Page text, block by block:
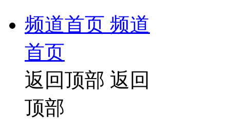
频道首页 频道
首页
返回顶部 返回
顶部